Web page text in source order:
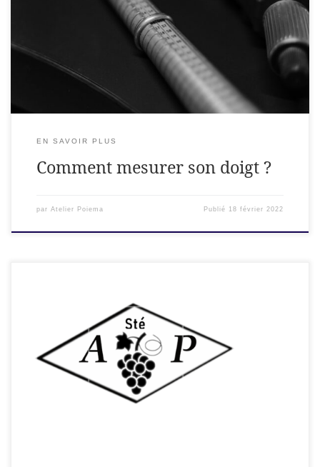
prendre sa taille de doigt? Vous pouvez utiliser une bande de
papier mais aussi un mettre de couturière. Ici nous partons
du principe que vous n’avez qu’un matériel sommaire sous
la main […]
EN SAVOIR PLUS
Comment mesurer son doigt ?
par Atelier Poiema Publié 18 février 2022
Les poinçons, Quésaco? Cherchez bien sur vos bijoux, si c’est
de l’or ou de l’argent, il y a à coup sûr de petites marques. Il
en existe deux sortes : le poinçon de garantie et le poinçon
de maître. Ce sont des garanties protégeant le
consommateur, le législateur et l’artisan. […]